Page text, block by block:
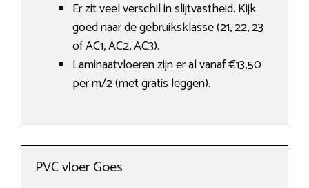
Er zit veel verschil in slijtvastheid. Kijk
goed naar de gebruiksklasse (21, 22, 23
of AC1, AC2, AC3).
Laminaatvloeren zijn er al vanaf €13,50
per m/2 (met gratis leggen).
PVC vloer Goes